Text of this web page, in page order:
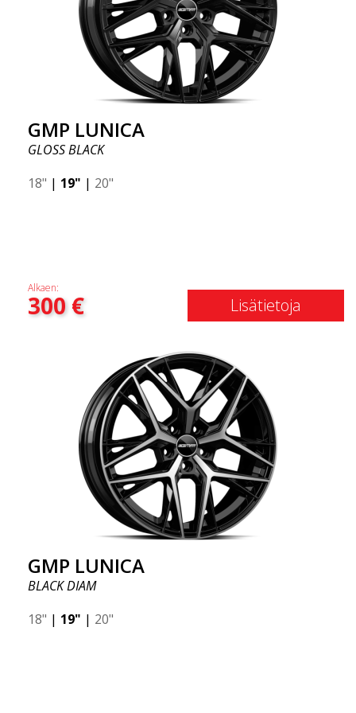
GMP LUNICA
GLOSS BLACK
18" | 19" | 20"
Alkaen:
300€ Lisätietoja
GMP LUNICA
BLACK DIAM
18" | 19" | 20"